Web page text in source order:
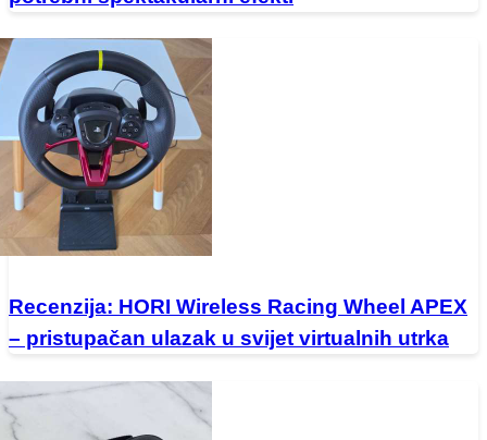
Recenzija: HORI Wireless Racing Wheel APEX
– pristupačan ulazak u svijet virtualnih utrka